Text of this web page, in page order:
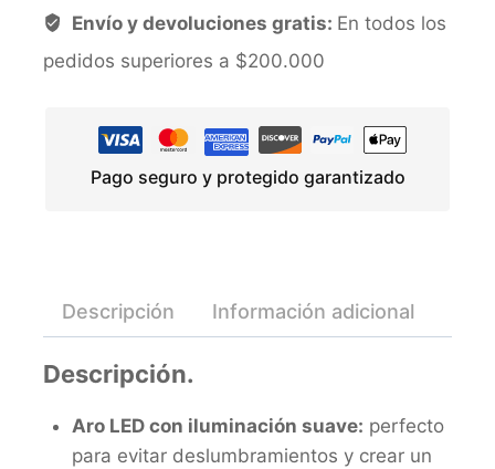
Envío y devoluciones gratis: En todos los
pedidos superiores a $200.000
Pago seguro y protegido garantizado
Descripción Información adicional
Descripción.
Aro LED con iluminación suave: perfecto
para evitar deslumbramientos y crear un